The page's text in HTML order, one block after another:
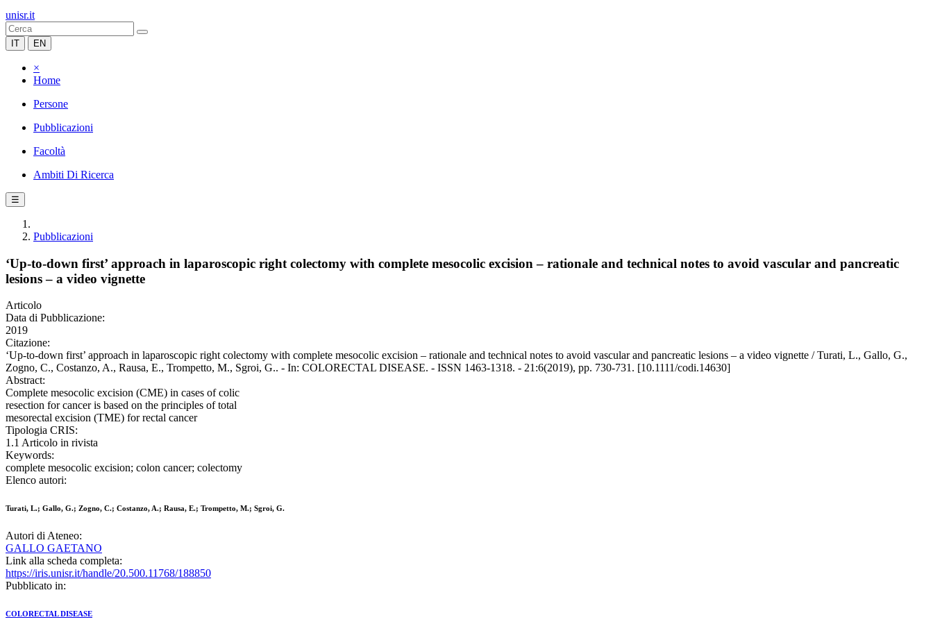
unisr.it
IT EN
×
Home
Persone
Pubblicazioni
Facoltà
Ambiti Di Ricerca
☰
Pubblicazioni
‘Up-to-down first’ approach in laparoscopic right colectomy with complete mesocolic excision – rationale and technical notes to avoid vascular and pancreatic
lesions – a video vignette
Articolo
Data di Pubblicazione:
2019
Citazione:
‘Up-to-down first’ approach in laparoscopic right colectomy with complete mesocolic excision – rationale and technical notes to avoid vascular and pancreatic lesions – a video vignette / Turati, L., Gallo, G.,
Zogno, C., Costanzo, A., Rausa, E., Trompetto, M., Sgroi, G.. - In: COLORECTAL DISEASE. - ISSN 1463-1318. - 21:6(2019), pp. 730-731. [10.1111/codi.14630]
Abstract:
Complete mesocolic excision (CME) in cases of colic
resection for cancer is based on the principles of total
mesorectal excision (TME) for rectal cancer
Tipologia CRIS:
1.1 Articolo in rivista
Keywords:
complete mesocolic excision; colon cancer; colectomy
Elenco autori:
Turati, L.; Gallo, G.; Zogno, C.; Costanzo, A.; Rausa, E.; Trompetto, M.; Sgroi, G.
Autori di Ateneo:
GALLO GAETANO
Link alla scheda completa:
https://iris.unisr.it/handle/20.500.11768/188850
Pubblicato in:
COLORECTAL DISEASE